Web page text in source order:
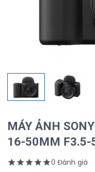
MÁY ẢNH
16-50MM F3.5-
0 Đánh giá